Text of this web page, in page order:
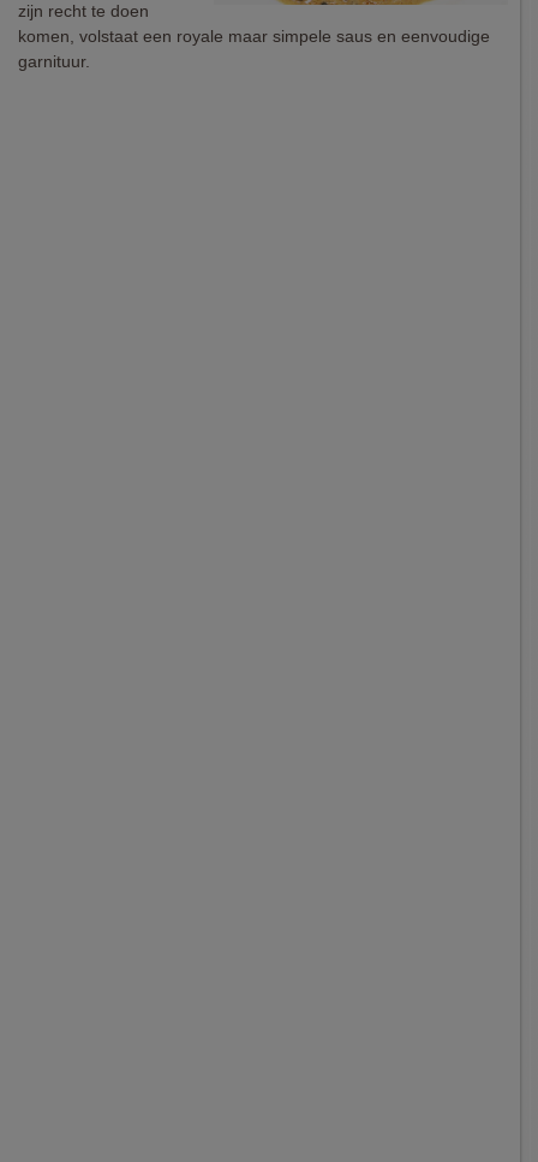
zijn recht te doen
komen, volstaat een royale maar simpele saus en eenvoudige
garnituur.